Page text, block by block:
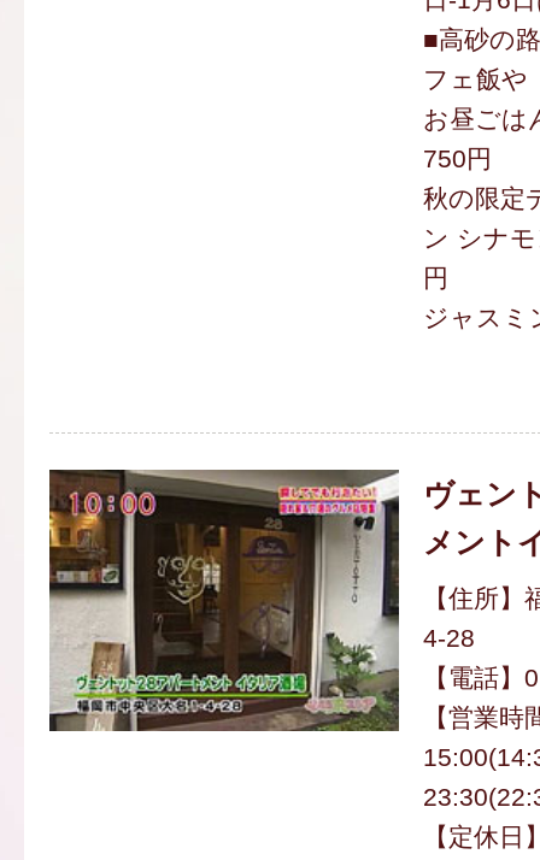
■高砂の
フェ飯や
お昼ごは
750円
秋の限定
ン シナ
円
ジャス
ヴェン
メント
【住所
4-28
【電話
【営業時
【定休日